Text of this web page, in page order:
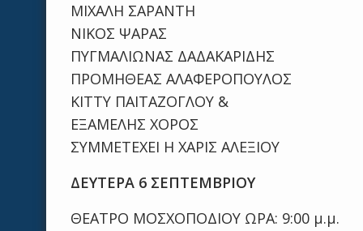
ΜΙΧΑΛΗ ΣΑΡΑΝΤΗ
ΝΙΚΟΣ ΨΑΡΑΣ
ΠΥΓΜΑΛΙΩΝΑΣ ΔΑΔΑΚΑΡΙΔΗΣ
ΠΡΟΜΗΘΕΑΣ ΑΛΑΦΕΡΟΠΟΥΛΟΣ
ΚΙΤΤΥ ΠΑΙΤΑΖΟΓΛΟΥ &
ΕΞΑΜΕΛΗΣ ΧΟΡΟΣ
ΣΥΜΜΕΤΕΧΕΙ Η ΧΑΡΙΣ ΑΛΕΞΙΟΥ
ΔΕΥΤΕΡΑ 6 ΣΕΠΤΕΜΒΡΙΟΥ
ΘΕΑΤΡΟ ΜΟΣΧΟΠΟΔΙΟΥ ΩΡΑ: 9:00 μ.μ.